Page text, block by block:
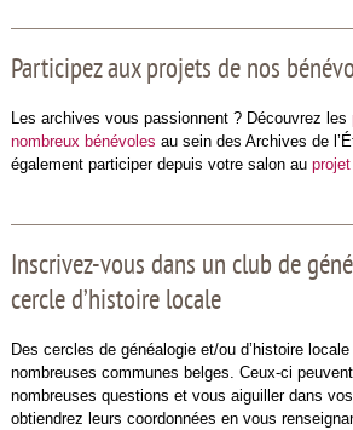
Participez aux projets de nos
Les archives vous passionnent ? Découvrez les
nombreux bénévoles au sein des Archives de
également participer depuis votre salon au
Inscrivez-vous dans un club de
cercle d’histoire locale
Des cercles de généalogie et/ou d’histoire
nombreuses communes belges. Ceux-ci
nombreuses questions et vous aiguiller dans
obtiendrez leurs coordonnées en vous